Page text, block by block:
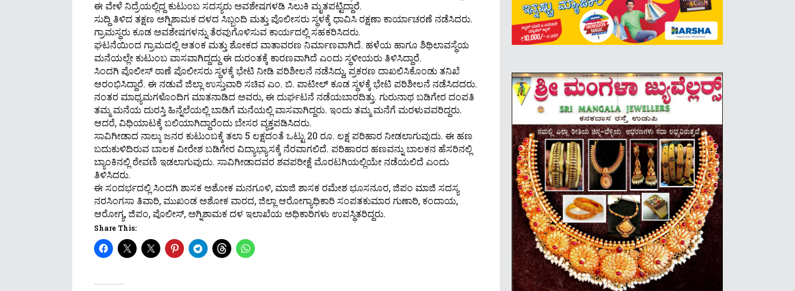
ಈ ವೇಳೆ ನಿದ್ರೆಯಲ್ಲಿದ್ದ ಕುಟುಂಬ ಸದಸ್ಯರು ಅವಶೇಷಗಳಡಿ ಸಿಲುಕಿ ಮೃತಪಟ್ಟಿದ್ದಾರೆ.
ಸುದ್ದಿ ತಿಳಿದ ತಕ್ಷಣ ಅಗ್ನಿಶಾಮಕ ದಳದ ಸಿಬ್ಬಂದಿ ಮತ್ತು ಪೊಲೀಸರು ಸ್ಥಳಕ್ಕೆ ಧಾವಿಸಿ ರಕ್ಷಣಾ ಕಾರ್ಯಾಚರಣೆ ನಡೆಸಿದರು.
ಗ್ರಾಮಸ್ಥರು ಕೂಡ ಅವಶೇಷಗಳನ್ನು ತೆರವುಗೊಳಿಸುವ ಕಾರ್ಯದಲ್ಲಿ ಸಹಕರಿಸಿದರು.
ಘಟನೆಯಿಂದ ಗ್ರಾಮದಲ್ಲಿ ಆತಂಕ ಮತ್ತು ಶೋಕದ ವಾತಾವರಣ ನಿರ್ಮಾಣವಾಗಿದೆ. ಹಳೆಯ ಹಾಗೂ ಶಿಥಿಲಾವಸ್ಥೆಯ
ಮನೆಯಲ್ಲೇ ಕುಟುಂಬ ವಾಸವಾಗಿದ್ದದ್ದು ಈ ದುರಂತಕ್ಕೆ ಕಾರಣವಾಗಿದೆ ಎಂದು ಸ್ಥಳೀಯರು ತಿಳಿಸಿದ್ದಾರೆ.
ಸಿಂದಗಿ ಪೊಲೀಸ್ ಠಾಣೆ ಪೊಲೀಸರು ಸ್ಥಳಕ್ಕೆ ಭೇಟಿ ನೀಡಿ ಪರಿಶೀಲನೆ ನಡೆಸಿದ್ದು, ಪ್ರಕರಣ ದಾಖಲಿಸಿಕೊಂಡು ತನಿಖೆ
ಆರಂಭಿಸಿದ್ದಾರೆ. ಈ ನಡುವೆ ಜಿಲ್ಲಾ ಉಸ್ತುವಾರಿ ಸಚಿವ ಎಂ. ಬಿ. ಪಾಟೀಲ್ ಕೂಡ ಸ್ಥಳಕ್ಕೆ ಭೇಟಿ ಪರಿಶೀಲನೆ ನಡೆಸಿದದರು.
ನಂತರ ಮಾಧ್ಯಮಗಳೊಂದಿಗ ಮಾತನಾಡಿದ ಅವರು, ಈ ದುರ್ಘಟನೆ ನಡೆಯಬಾರದಿತ್ತು. ಗುರುನಾಥ ಬಡಿಗೇರ ದಂಪತಿ
ತಮ್ಮ ಮನೆಯ ದುರಸ್ತಿ ಹಿನ್ನೆಲೆಯಲ್ಲಿ ಬಾಡಿಗೆ ಮನೆಯಲ್ಲಿ ವಾಸವಾಗಿದ್ದರು. ಇಂದು ತಮ್ಮ ಮನೆಗೆ ಮರಳುವವರಿದ್ದರು.
ಆದರೆ, ವಿಧಿಯಾಟಕ್ಕೆ ಬಲಿಯಾಗಿದ್ದಾರೆಂದು ಬೇಸರ ವ್ಯಕ್ತಪಡಿಸಿದರು.
ಸಾವಿಗೀಡಾದ ನಾಲ್ಕು ಜನರ ಕುಟುಂಬಕ್ಕೆ ತಲಾ 5 ಲಕ್ಷದಂತೆ ಒಟ್ಟು 20 ರೂ. ಲಕ್ಷ ಪರಿಹಾರ ನೀಡಲಾಗುವುದು. ಈ ಹಣ
ಬದುಕುಳಿದಿರುವ ಬಾಲಕ ವೀರೇಶ ಬಡಿಗೇರ ವಿದ್ಯಾಭ್ಯಾಸಕ್ಕೆ ನೆರವಾಗಲಿದೆ. ಪರಿಹಾರದ ಹಣವನ್ನು ಬಾಲಕನ ಹೆಸರಿನಲ್ಲಿ
ಬ್ಯಾಂಕಿನಲ್ಲಿ ಠೇವಣಿ ಇಡಲಾಗುವುದು. ಸಾವಿಗೀಡಾದವರ ಶವಪರೀಕ್ಷೆ ಮೊರಟಗಿಯಲ್ಲಿಯೇ ನಡೆಯಲಿದೆ ಎಂದು
ತಿಳಿಸಿದರು.
ಈ ಸಂದರ್ಭದಲ್ಲಿ ಸಿಂದಗಿ‌ ಶಾಸಕ ಅಶೋಕ ಮನಗೂಳಿ, ಮಾಜಿ ಶಾಸಕ ರಮೇಶ ಭೂಸನೂರ, ಜಿಪಂ ಮಾಜಿ ಸದಸ್ಯ
ನರಸಿಂಗಸಾ ತಿವಾರಿ, ಮುಖಂಡ ಅಶೋಕ ವಾರದ, ಜಿಲ್ಲಾ ಆರೋಗ್ಯಾಧಿಕಾರಿ ಸಂಪತಕುಮಾರ ಗುಣಾರಿ, ಕಂದಾಯ,
ಆರೋಗ್ಯ, ಜಿಪಂ, ಪೊಲೀಸ್, ಅಗ್ನಿಶಾಮಕ ದಳ ಇಲಾಖೆಯ ಅಧಿಕಾರಿಗಳು ಉಪಸ್ಥಿತರಿದ್ದರು.
Share This: